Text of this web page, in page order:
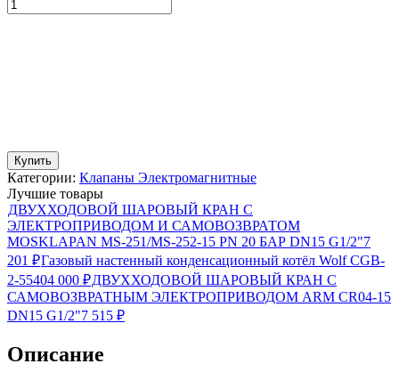
Купить
Категории: Клапаны Электромагнитные
Лучшие товары
ДВУХХОДОВОЙ ШАРОВЫЙ КРАН С
ЭЛЕКТРОПРИВОДОМ И САМОВОЗВРАТОМ
MOSKLAPAN MS-251/MS-252-15 PN 20 БАР DN15 G1/2"7
201 ₽Газовый настенный конденсационный котёл Wolf CGB-
2-55404 000 ₽ДВУХХОДОВОЙ ШАРОВЫЙ КРАН С
САМОВОЗВРАТНЫМ ЭЛЕКТРОПРИВОДОМ ARM CR04-15
DN15 G1/2"7 515 ₽
Описание